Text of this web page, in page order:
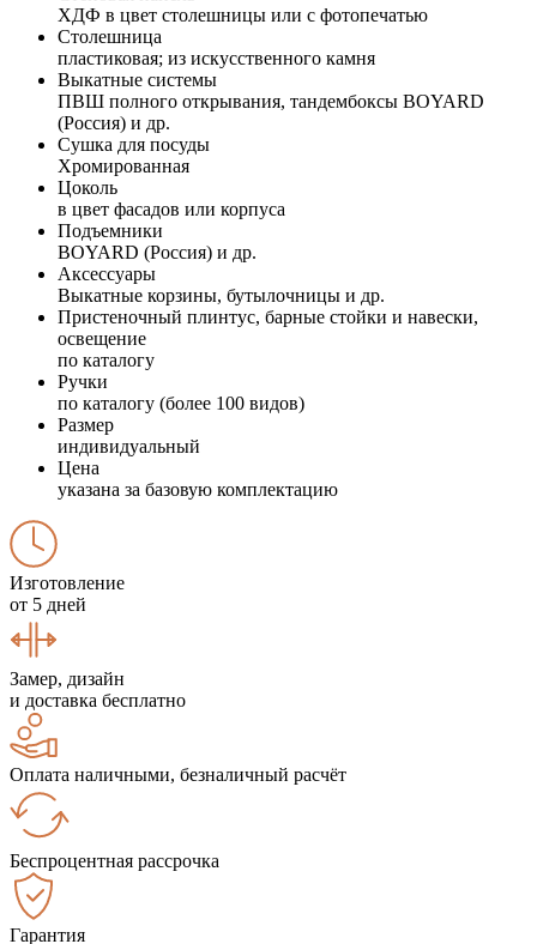
ХДФ в цвет столешницы или с фотопечатью
Столешница
пластиковая; из искусственного камня
Выкатные системы
ПВШ полного открывания, тандембоксы BOYARD
(Россия) и др.
Сушка для посуды
Хромированная
Цоколь
в цвет фасадов или корпуса
Подъемники
BOYARD (Россия) и др.
Аксессуары
Выкатные корзины, бутылочницы и др.
Пристеночный плинтус, барные стойки и навески,
освещение
по каталогу
Ручки
по каталогу (более 100 видов)
Размер
индивидуальный
Цена
указана за базовую комплектацию
Изготовление
от 5 дней
Замер, дизайн
и доставка бесплатно
Оплата наличными, безналичный расчёт
Беспроцентная рассрочка
Гарантия